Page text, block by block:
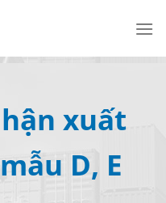
xuất
D, E